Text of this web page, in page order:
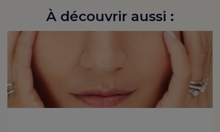
À découvrir aussi :